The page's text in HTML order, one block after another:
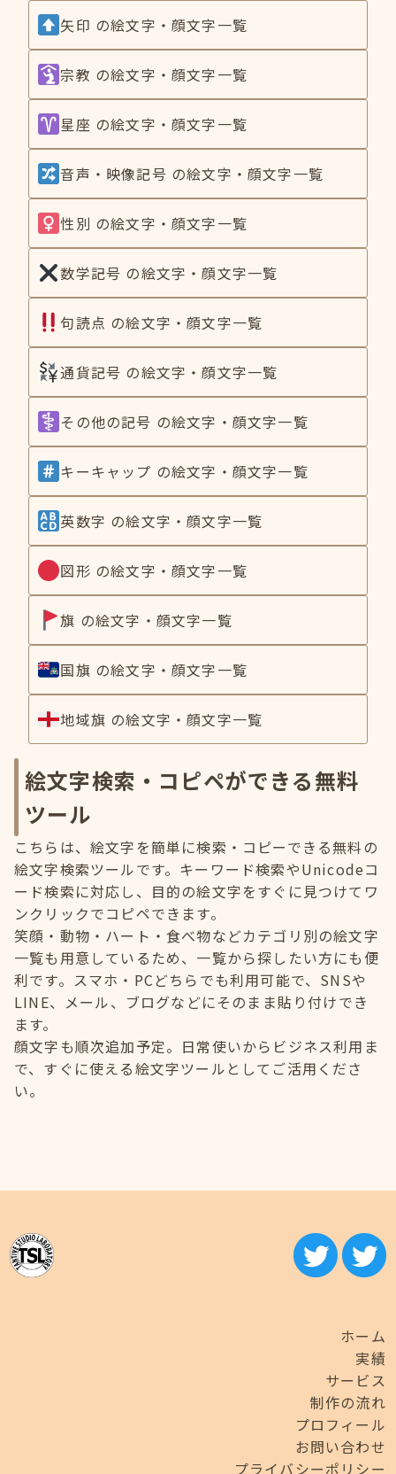
矢印 の絵文字・顔文字一覧
宗教 の絵文字・顔文字一覧
星座 の絵文字・顔文字一覧
音声・映像記号 の絵文字・顔文字一覧
性別 の絵文字・顔文字一覧
数学記号 の絵文字・顔文字一覧
句読点 の絵文字・顔文字一覧
通貨記号 の絵文字・顔文字一覧
その他の記号 の絵文字・顔文字一覧
キーキャップ の絵文字・顔文字一覧
英数字 の絵文字・顔文字一覧
図形 の絵文字・顔文字一覧
旗 の絵文字・顔文字一覧
国旗 の絵文字・顔文字一覧
地域旗 の絵文字・顔文字一覧
絵文字検索・コピペができる無料
ツール
こちらは、絵文字を簡単に検索・コピーできる無料の
絵文字検索ツールです。キーワード検索やUnicodeコ
ード検索に対応し、目的の絵文字をすぐに見つけてワ
ンクリックでコピペできます。
笑顔・動物・ハート・食べ物などカテゴリ別の絵文字
一覧も用意しているため、一覧から探したい方にも便
利です。スマホ・PCどちらでも利用可能で、SNSや
LINE、メール、ブログなどにそのまま貼り付けでき
ます。
顔文字も順次追加予定。日常使いからビジネス利用ま
で、すぐに使える絵文字ツールとしてご活用くださ
い。
ホーム
実績
サービス
制作の流れ
プロフィール
お問い合わせ
プライバシーポリシー